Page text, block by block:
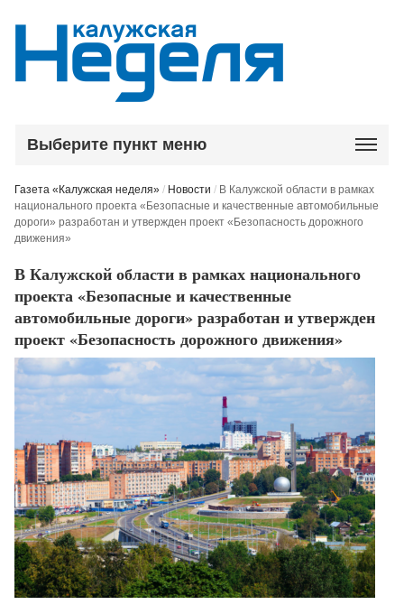
Выберите пункт меню
Газета «Калужская неделя» / Новости / В Калужской области в рамках
национального проекта «Безопасные и качественные автомобильные
дороги» разработан и утвержден проект «Безопасность дорожного
движения»
В Калужской области в рамках национального
проекта «Безопасные и качественные
автомобильные дороги» разработан и утвержден
проект «Безопасность дорожного движения»